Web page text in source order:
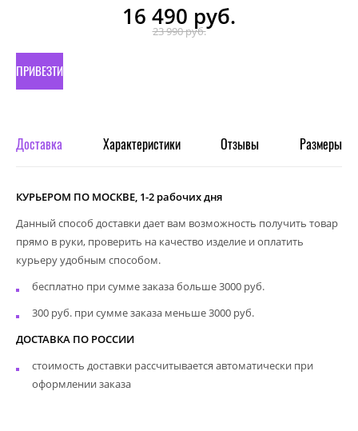
16 490 руб.
23 990 руб.
ПРИВЕЗТИ
ЗАКАЗ
Доставка Характеристики Отзывы Размеры
КУРЬЕРОМ ПО МОСКВЕ, 1-2 рабочих дня
Данный способ доставки дает вам возможность получить товар
прямо в руки, проверить на качество изделие и оплатить
курьеру удобным способом.
бесплатно при сумме заказа больше 3000 руб.
300 руб. при сумме заказа меньше 3000 руб.
ДОСТАВКА ПО РОССИИ
стоимость доставки рассчитывается автоматически при
оформлении заказа